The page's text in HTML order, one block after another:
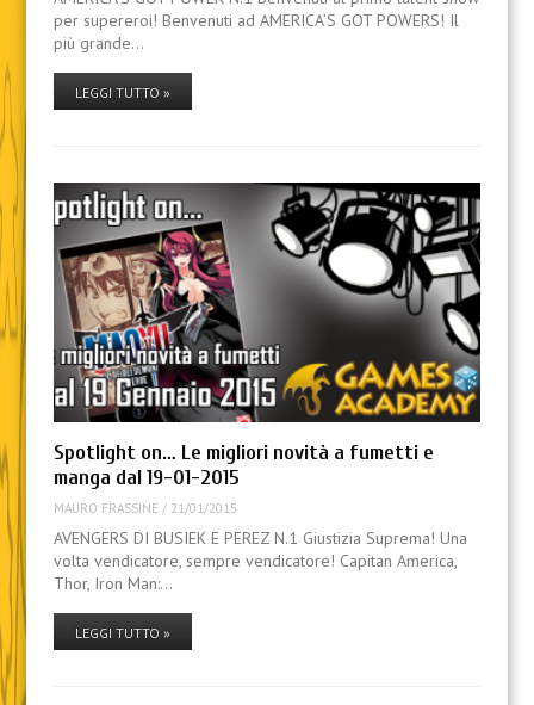
per supereroi! Benvenuti ad AMERICA’S GOT POWERS! Il
più grande…
LEGGI TUTTO »
Spotlight on… Le migliori novità a fumetti e
manga dal 19-01-2015
MAURO FRASSINE / 21/01/2015
AVENGERS DI BUSIEK E PEREZ N.1 Giustizia Suprema! Una
volta vendicatore, sempre vendicatore! Capitan America,
Thor, Iron Man:…
LEGGI TUTTO »